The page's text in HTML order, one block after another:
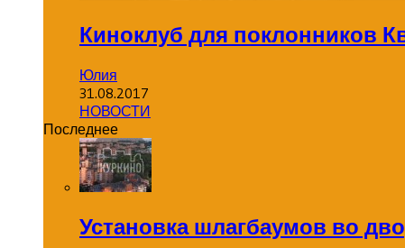
Киноклуб для поклонников
Юлия
31.08.2017
НОВОСТИ
Последнее
Установка шлагбаумов во